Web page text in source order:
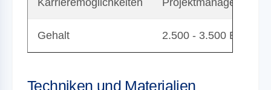
Gehalt 2.500 - 3.500 Euro
Techniken und Materialien